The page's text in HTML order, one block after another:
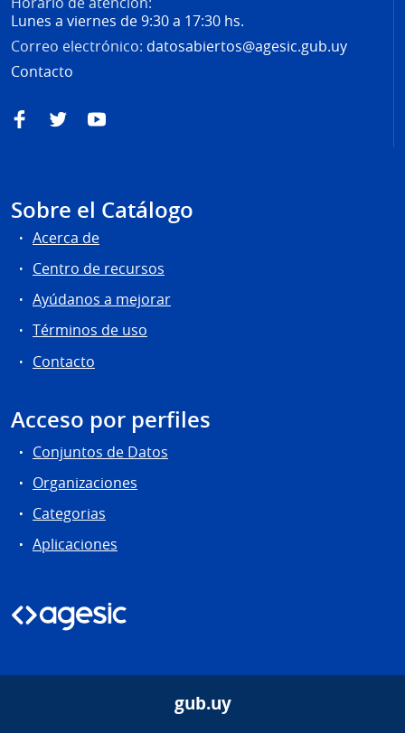
Lunes a viernes de 9:30 a 17:30 hs.
Correo electrónico: datosabiertos@agesic.gub.uy
Contacto
FacebookTwitterYouTube
Sobre el Catálogo
Acerca de
Centro de recursos
Ayúdanos a mejorar
Términos de uso
Contacto
Acceso por perfiles
Conjuntos de Datos
Organizaciones
Categorias
Aplicaciones
gub.uy